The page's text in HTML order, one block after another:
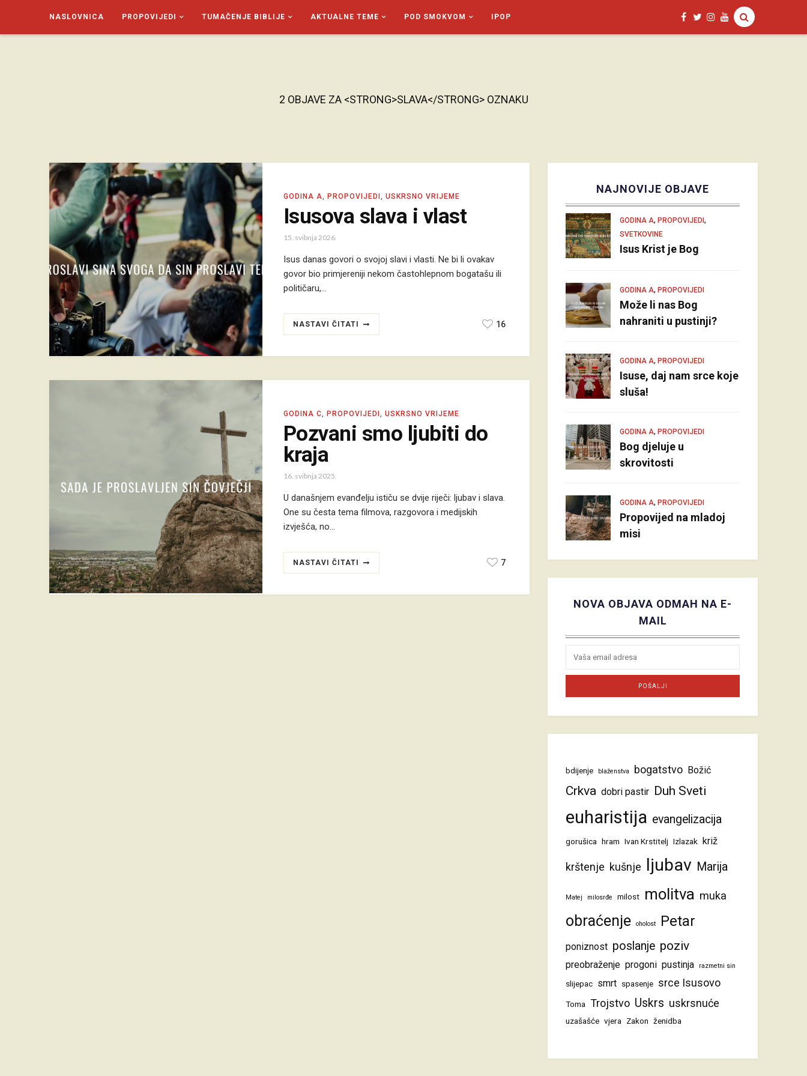
NASLOVNICA PROPOVIJEDI TUMAČENJE BIBLIJE AKTUALNE TEME POD SMOKVOM IPOP
2 OBJAVE ZA <STRONG>SLAVA</STRONG> OZNAKU
GODINA A, PROPOVIJEDI , USKRSNO VRIJEME
Isusova slava i vlast
15. svibnja 2026.
Isus danas govori o svojoj slavi i vlasti. Ne bi li ovakav
govor bio primjereniji nekom častohlepnom bogatašu ili
političaru,…
NASTAVI ČITATI 16
GODINA C, PROPOVIJEDI , USKRSNO VRIJEME
Pozvani smo ljubiti do
kraja
16. svibnja 2025.
U današnjem evanđelju ističu se dvije riječi: ljubav i slava.
One su česta tema filmova, razgovora i medijskih
izvješća, no…
NASTAVI ČITATI 7
NAJNOVIJE OBJAVE
GODINA A, PROPOVIJEDI ,
SVETKOVINE
Isus Krist je Bog
GODINA A, PROPOVIJEDI
Može li nas Bog
nahraniti u pustinji?
GODINA A, PROPOVIJEDI
Isuse, daj nam srce koje
sluša!
GODINA A, PROPOVIJEDI
Bog djeluje u
skrovitosti
GODINA A, PROPOVIJEDI
Propovijed na mladoj
misi
NOVA OBJAVA ODMAH NA E-
MAIL
bdijenje blaženstva bogatstvo Božić
Crkva dobri pastir Duh Sveti
euharistija evangelizacija
gorušica hram Ivan Krstitelj Izlazak križ
krštenje kušnje ljubav Marija
Matej milosrđe milost molitva muka
obraćenje oholost Petar
poniznost poslanje poziv
preobraženje progoni pustinja razmetni sin
slijepac smrt spasenje srce Isusovo
Toma Trojstvo Uskrs uskrsnuće
uzašašće vjera Zakon ženidba